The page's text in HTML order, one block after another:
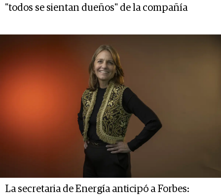
"todos se sientan dueños" de la compañía
La secretaria de Energía anticipó a Forbes: